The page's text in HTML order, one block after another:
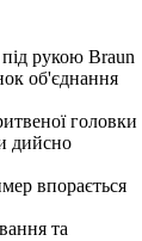
рукою Braun
об'єднання
головки
дийсно
впорається
та